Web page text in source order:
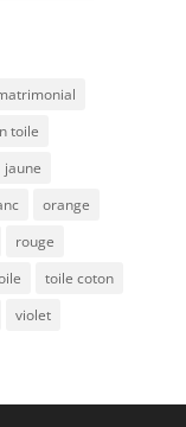
toile
jaune
orange
rouge
toile coton
violet